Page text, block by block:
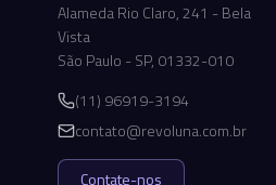
Alameda Rio Claro, 241 - Bela
Vista
São Paulo - SP, 01332-010
(11) 96919-3194
contato@revoluna.com.br
Contate-nos